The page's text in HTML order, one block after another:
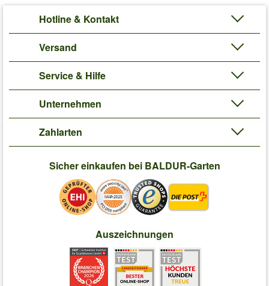
Hotline & Kontakt
Versand
Service & Hilfe
Unternehmen
Zahlarten
Sicher einkaufen bei BALDUR-Garten
Auszeichnungen